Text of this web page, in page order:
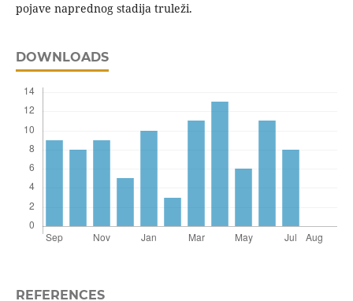
pojave naprednog stadija truleži.
DOWNLOADS
REFERENCES